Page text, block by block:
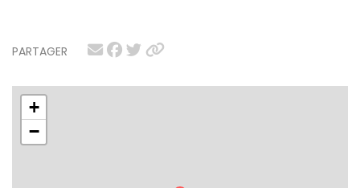
PARTAGER
+
−